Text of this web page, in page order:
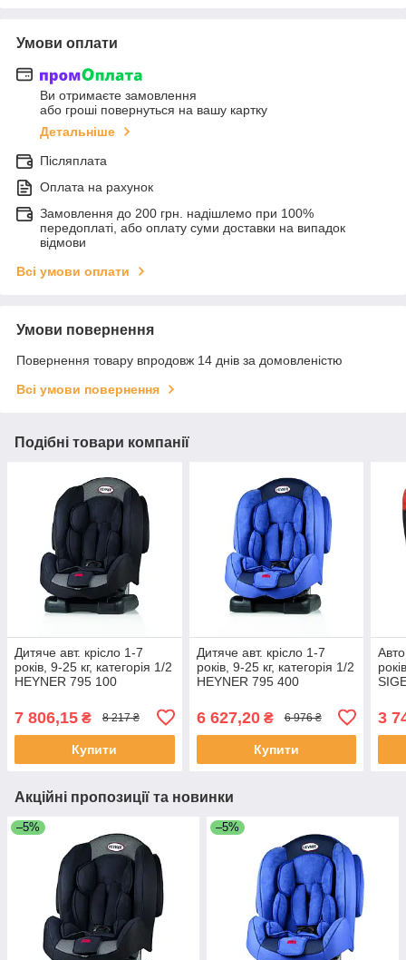
Умови оплати
Ви отримаєте замовлення
або гроші повернуться на вашу картку
Детальніше
Післяплата
Оплата на рахунок
Замовлення до 200 грн. надішлемо при 100%
передоплаті, або оплату суми доставки на випадок
відмови
Всі умови оплати
Умови повернення
Повернення товару впродовж 14 днів за домовленістю
Всі умови повернення
Подібні товари компанії
Дитяче aвт. крісло 1-7
років, 9-25 кг, категорія 1/2
HEYNER 795 100
7 806,15 ₴ 8 217 ₴
Купити
Дитяче aвт. крісло 1-7
років, 9-25 кг, категорія 1/2
HEYNER 795 400
6 627,20₴ 6 976 ₴
Купити
3
Акційні пропозиції та новинки
–5% –5%